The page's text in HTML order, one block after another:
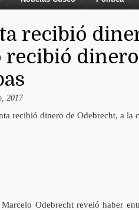
recibió
recibió
2017
Odebrecht reveló haber